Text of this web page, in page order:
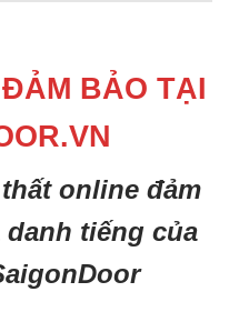
BẢO TẠI
online đảm
tiếng của